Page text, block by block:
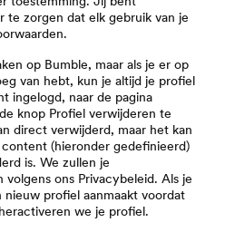
te zorgen dat elk gebruik van je
op Bumble, maar als je er op
van hebt, kun je altijd je profiel
ingelogd, naar de pagina
knop Profiel verwijderen te
direct verwijderd, maar het kan
(hieronder gedefinieerd)
is. We zullen je
ons Privacybeleid. Als je
profiel aanmaakt voordat
we je profiel.